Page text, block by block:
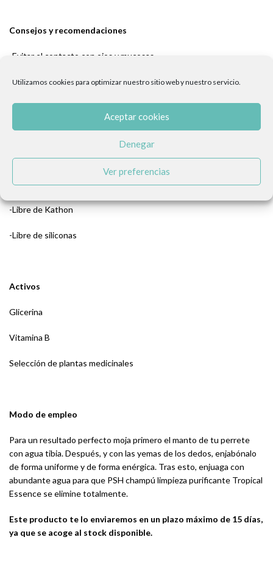
Utilizamos cookies para optimizar nuestro sitio web y nuestro servicio.
Aceptar cookies
Denegar
Ver preferencias
Consejos y recomendaciones
-Evitar el contacto con ojos y mucosas.
Propiedades y características:
-Libre de parabenos y siliconas 100%
-Ecofriendly
-Perfume hipoalergénico
-Libre de Kathon
-Libre de siliconas
Activos
Glicerina
Vitamina B
Selección de plantas medicinales
Modo de empleo
Para un resultado perfecto moja primero el manto de tu perrete
con agua tibia. Después, y con las yemas de los dedos, enjabónalo
de forma uniforme y de forma enérgica. Tras esto, enjuaga con
abundante agua para que PSH champú limpieza purificante Tropical
Essence se elimine totalmente.
Este producto te lo enviaremos en un plazo máximo de 15 días,
ya que se acoge al stock disponible.